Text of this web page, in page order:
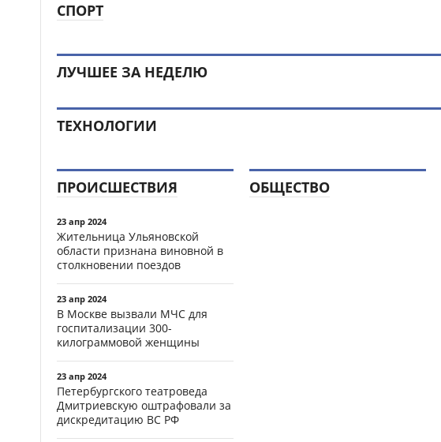
СПОРТ
ЛУЧШЕЕ ЗА НЕДЕЛЮ
ТЕХНОЛОГИИ
ПРОИСШЕСТВИЯ
23 апр 2024
Жительница Ульяновской
области признана виновной в
столкновении поездов
23 апр 2024
В Москве вызвали МЧС для
госпитализации 300-
килограммовой женщины
23 апр 2024
Петербургского театроведа
Дмитриевскую оштрафовали за
дискредитацию ВС РФ
ОБЩЕСТВО